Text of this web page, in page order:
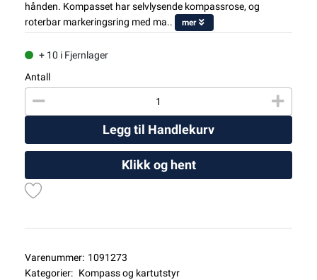
hånden. Kompasset har selvlysende kompassrose, og
roterbar markeringsring med ma..
mer
+ 10 i Fjernlager
Antall
Legg til Handlekurv
Klikk og hent
Varenummer: 1091273
Kategorier: Kompass og kartutstyr